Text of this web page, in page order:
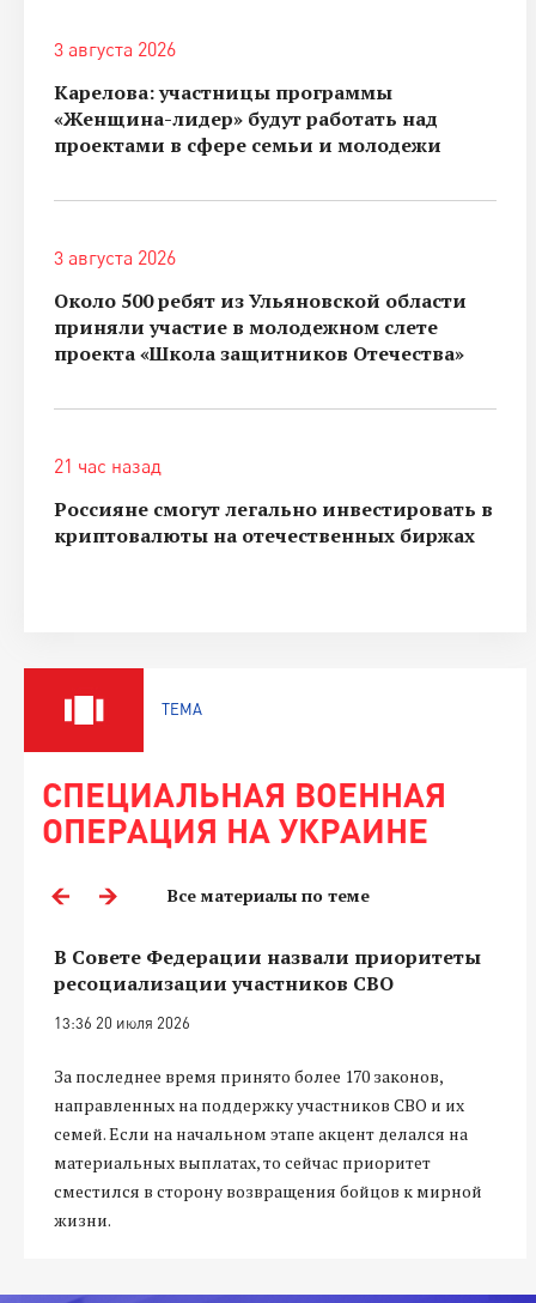
3 августа 2026
Карелова: участницы программы
«Женщина-лидер» будут работать над
проектами в сфере семьи и молодежи
3 августа 2026
Около 500 ребят из Ульяновской области
приняли участие в молодежном слете
проекта «Школа защитников Отечества»
21 час назад
Россияне смогут легально инвестировать в
криптовалюты на отечественных биржах
ТЕМА
СПЕЦИАЛЬНАЯ ВОЕННАЯ
ОПЕРАЦИЯ НА УКРАИНЕ
Все материалы по теме
В Совете Федерации назвали приоритеты
ресоциализации участников СВО
13:36 20 июля 2026
За последнее время принято более 170 законов,
направленных на поддержку участников СВО и их
семей. Если на начальном этапе акцент делался на
материальных выплатах, то сейчас приоритет
сместился в сторону возвращения бойцов к мирной
жизни.